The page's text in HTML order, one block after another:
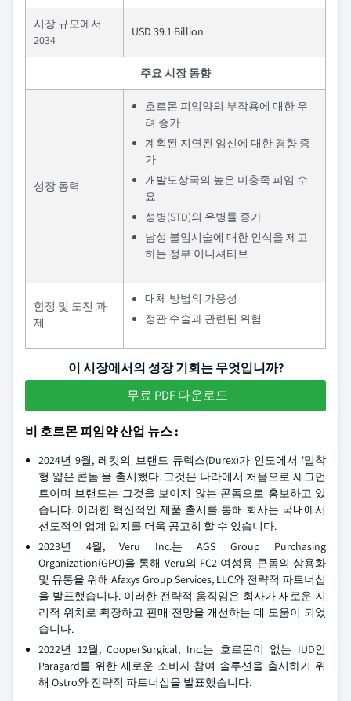
시장 규모에서
2034
USD 39.1 Billion
주요 시장 동향
성장 동력
호르몬 피임약의 부작용에 대한 우
려 증가
계획된 지연된 임신에 대한 경향 증
가
개발도상국의 높은 미충족 피임 수
요
성병(STD)의 유병률 증가
남성 불임시술에 대한 인식을 제고
하는 정부 이니셔티브
함정 및 도전 과
제
대체 방법의 가용성
정관 수술과 관련된 위험
이 시장에서의 성장 기회는 무엇입니까?
무료 PDF 다운로드
비 호르몬 피임약 산업 뉴스 :
2024년 9월, 레킷의 브랜드 듀렉스(Durex)가 인도에서 '밀착
형 얇은 콘돔'을 출시했다. 그것은 나라에서 처음으로 세그먼
트이며 브랜드는 그것을 보이지 않는 콘돔으로 홍보하고 있
습니다. 이러한 혁신적인 제품 출시를 통해 회사는 국내에서
선도적인 업계 입지를 더욱 공고히 할 수 있습니다.
2023년 4월, Veru Inc.는 AGS Group Purchasing
Organization(GPO)을 통해 Veru의 FC2 여성용 콘돔의 상용화
및 유통을 위해 Afaxys Group Services, LLC와 전략적 파트너십
을 발표했습니다. 이러한 전략적 움직임은 회사가 새로운 지
리적 위치로 확장하고 판매 전망을 개선하는 데 도움이 되었
습니다.
2022년 12월, CooperSurgical, Inc.는 호르몬이 없는 IUD인
Paragard를 위한 새로운 소비자 참여 솔루션을 출시하기 위
해 Ostro와 전략적 파트너십을 발표했습니다.